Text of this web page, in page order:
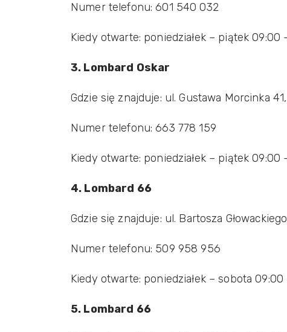
Numer telefonu: 601 540 032
Kiedy otwarte: poniedziałek – piątek 09:00
3. Lombard Oskar
Gdzie się znajduje: ul. Gustawa Morcinka
Numer telefonu: 663 778 159
Kiedy otwarte: poniedziałek – piątek 09:00
4. Lombard 66
Gdzie się znajduje: ul. Bartosza
Numer telefonu: 509 958 956
Kiedy otwarte: poniedziałek – sobota 09:00
5. Lombard 66